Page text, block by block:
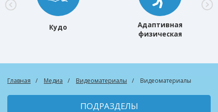
Кудо
Адаптивная
физическая
Главная Медиа Видеоматериалы Видеоматериалы
ПОДРАЗДЕЛЫ